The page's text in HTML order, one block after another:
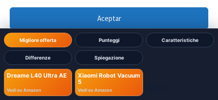
Aceptar
Denegar
Ver preferencias
Política de cookies Política de Privacidad
Migliore offerta Punteggi Caratteristiche
Differenze Spiegazione
Dreame L40 Ultra AE
Vedi su Amazon
Xiaomi Robot Vacuum
5
Vedi su Amazon
Hai già deciso quale
comprare?